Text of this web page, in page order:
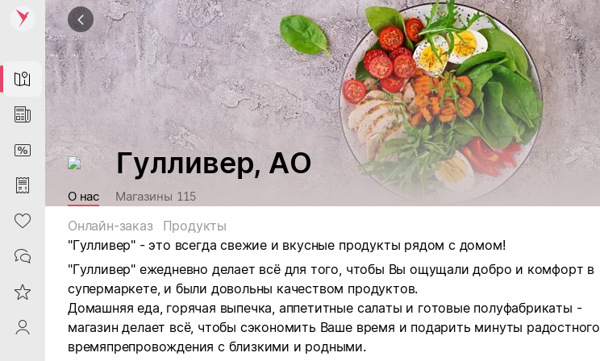
Map
News
DiscountCard
Purchases
Heart
Contacts
Reviews
ProfileSaby
Гулливер, АО
О нас Магазины 115
Онлайн-заказ
Продукты
"Гулливер" - это всегда свежие и вкусные продукты рядом с домом!
"Гулливер" ежедневно делает всё для того, чтобы Вы ощущали добро и комфорт в
супермаркете, и были довольны качеством продуктов.
Домашняя еда, горячая выпечка, аппетитные салаты и готовые полуфабрикаты -
магазин делает всё, чтобы сэкономить Ваше время и подарить минуты радостного
времяпрепровождения с близкими и родными.